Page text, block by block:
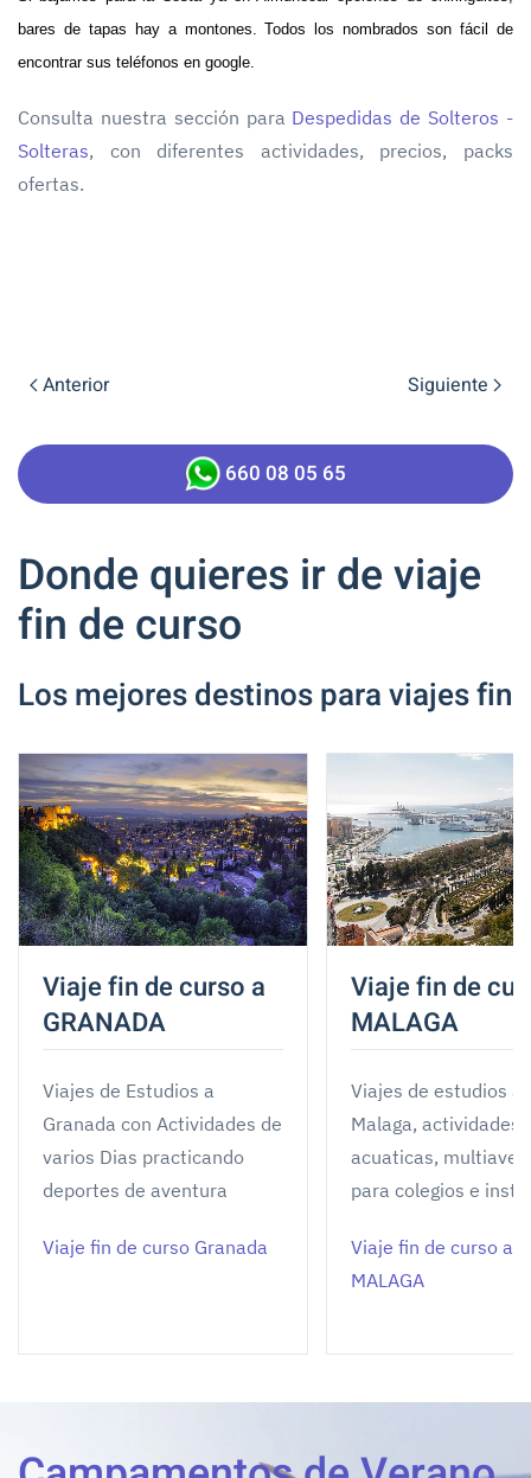
bares de tapas hay a montones. Todos los nombrados son fácil de
encontrar sus teléfonos en google.
Consulta nuestra sección para Despedidas de Solteros -
Solteras, con diferentes actividades, precios, packs
ofertas.
Anterior Siguiente
660 08 05 65
Donde quieres ir de viaje
fin de curso
Los mejores destinos para viajes fin
Viaje fin de curso a
GRANADA
Viajes de Estudios a
Granada con Actividades de
varios Dias practicando
deportes de aventura
Viaje fin de curso Granada
Viaje fin de
MALAGA
Viajes de estudios a
Malaga, actividades
acuaticas,
para colegios e
Viaje fin de curso a
MALAGA